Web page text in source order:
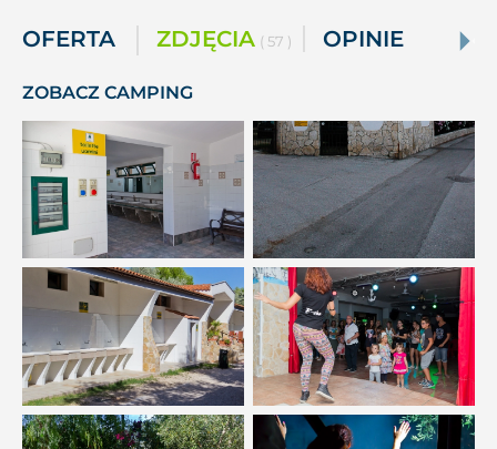
OFERTA ZDJĘCIA ( 57 ) OPINIE
ZOBACZ CAMPING